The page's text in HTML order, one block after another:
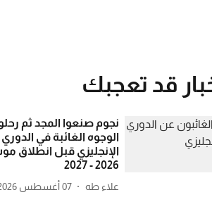
قد تعجبك
نجوم صنعوا المجد ثم
الوجوه الغائبة في الدوري
الإنجليزي قبل انطلاق
2026 - 2027
علاء طه 07 أغسطس 2026